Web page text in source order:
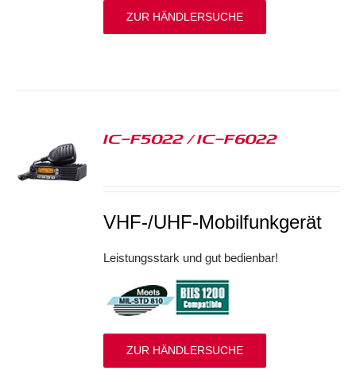
ZUR HÄNDLERSUCHE
IC-F5022 / IC-F6022
VHF-/UHF-Mobilfunkgerät
Leistungsstark und gut bedienbar!
ZUR HÄNDLERSUCHE